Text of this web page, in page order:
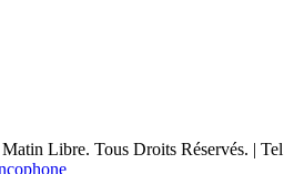
Libre. Tous Droits Réservés. |